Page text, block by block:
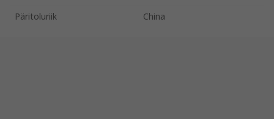
Päritoluriik
China